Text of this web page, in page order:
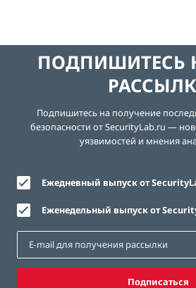
ПОДПИШИТЕСЬ
Подпишитесь на получение
безопасности от SecurityLab.ru —
уязвимостей и мнения
Ежедневный выпуск от
Еженедельный выпуск от
Подписаться